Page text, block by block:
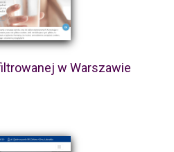
w Warszawie